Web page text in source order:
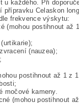
u každého. Při
přípravku Celaskon
frekvence výskytu:
(mohou postihnout až
(nauzea);
postihnout až 1 z
močové kameny.
(mohou postihnout